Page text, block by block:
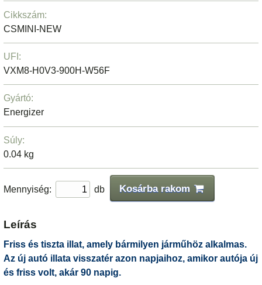
Cikkszám:
CSMINI-NEW
UFI:
VXM8-H0V3-900H-W56F
Gyártó:
Energizer
Súly:
0.04 kg
Mennyiség: db Kosárba rakom
Leírás
Friss és tiszta illat, amely bármilyen járműhöz alkalmas.
Az új autó illata visszatér azon napjaihoz, amikor autója új
és friss volt, akár 90 napig.